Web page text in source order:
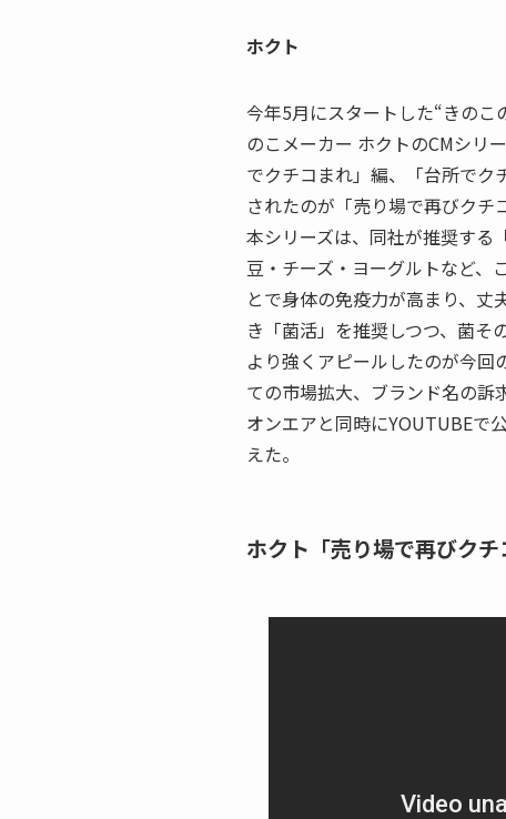
ホクト
今年5月にスタートした“きのこ
のこメーカー ホクトのCMシリ
でクチコまれ」編、「台所でク
されたのが「売り場で再びクチ
本シリーズは、同社が推奨する
豆・チーズ・ヨーグルトなど、
とで身体の免疫力が高まり、
き「菌活」を推奨しつつ、菌そ
より強くアピールしたのが今回
ての市場拡大、ブランド名の訴
オンエアと同時にYOUTUBEで
えた。
ホクト「売り場で再びク